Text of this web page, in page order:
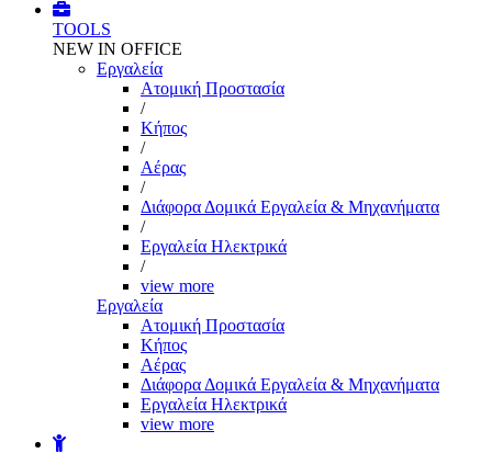
TOOLS
NEW IN OFFICE
Εργαλεία
Aτομική Προστασία
/
Kήπος
/
Αέρας
/
Διάφορα Δομικά Εργαλεία & Μηχανήματα
/
Εργαλεία Ηλεκτρικά
/
view more
Εργαλεία
Aτομική Προστασία
Kήπος
Αέρας
Διάφορα Δομικά Εργαλεία & Μηχανήματα
Εργαλεία Ηλεκτρικά
view more